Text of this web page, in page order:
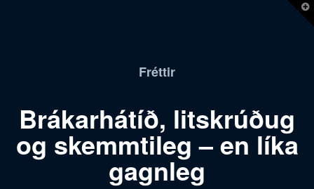
Fréttir
Brákarhátíð, litskrúðug
og skemmtileg – en líka
gagnleg